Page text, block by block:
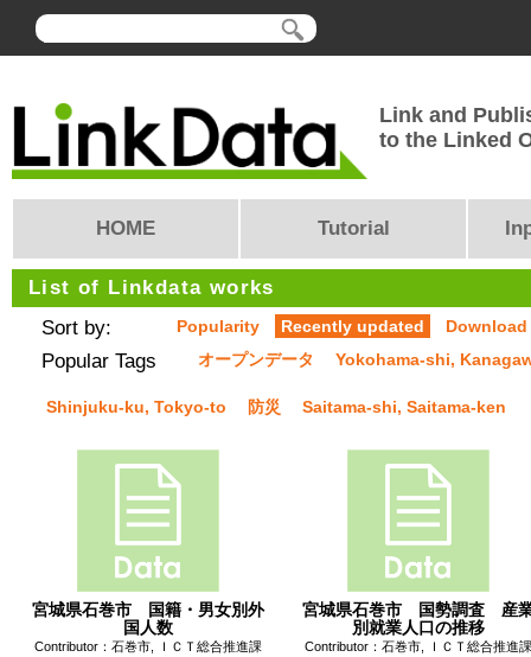
Link and
to the Linked
HOME Tutorial
List of Linkdata works
Sort by:
Popularity Recently updated
Popular Tags オープンデータ Yokohama-shi,
Shinjuku-ku, Tokyo-to 防災 Saitama-shi, Saitama-ken
宮城県石巻市 国籍・男女別外
国人数
Contributor：石巻市, ＩＣＴ総合推進課
宮城県石巻市 国勢調査 産
別就業人口の推移
Contributor：石巻市, ＩＣＴ総合推進課